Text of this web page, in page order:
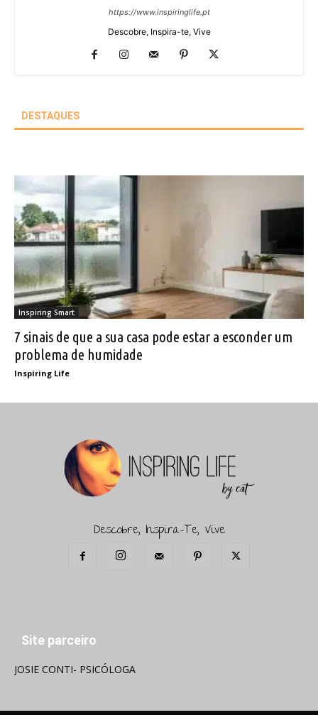
https://www.inspiringlife.pt
Descobre, Inspira-te, Vive
DESTAQUES
Inspiring Smart
7 sinais de que a sua casa pode estar a esconder um
problema de humidade
Inspiring Life
Descobre, Inspira-Te, Vive
Site parceiro
JOSIE CONTI- PSICÓLOGA